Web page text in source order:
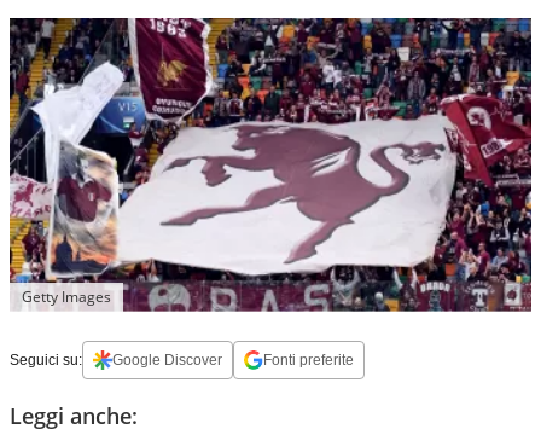
Getty Images
Seguici su: Google Discover Fonti preferite
Leggi anche: